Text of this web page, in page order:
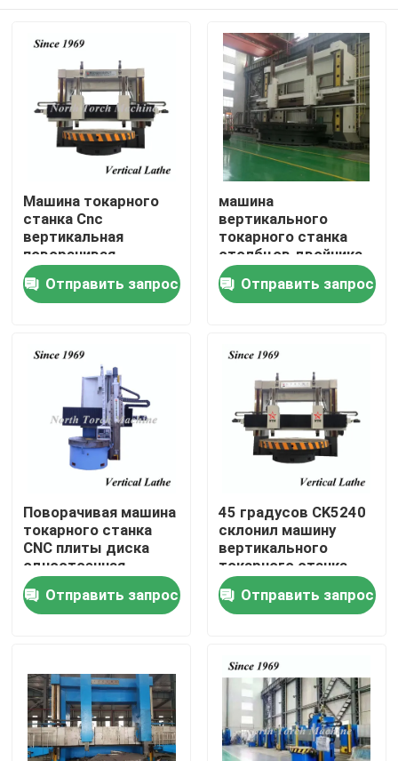
Дом
Продукты
О нас
Путешествие фабрики
Проверка качества
Свяжитесь мы
новости
Машина токарного станка металла
Смотреть на в машине токарного станка
Машина токарного
станка Cnc
вертикальная
поворачивая
Отправить запрос
машина
вертикального
токарного станка
столбцов двойника
CNC 3000mm/Min
Отправить запрос
Поворачивая машина
токарного станка
CNC плиты диска
одностоечная
Отправить запрос
45 градусов CK5240
склонил машину
вертикального
токарного станка
инструментов
Отправить запрос